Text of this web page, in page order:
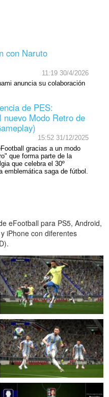
con Naruto
11:19 30/4/2026
anuncia su colaboración
de PES:
nuevo Modo Retro de
15:52 31/12/2025
gracias a un modo
que forma parte de la
que celebra el 30º
emblemática saga de fútbol.
eFootball para PS5, Android,
iPhone con diferentes